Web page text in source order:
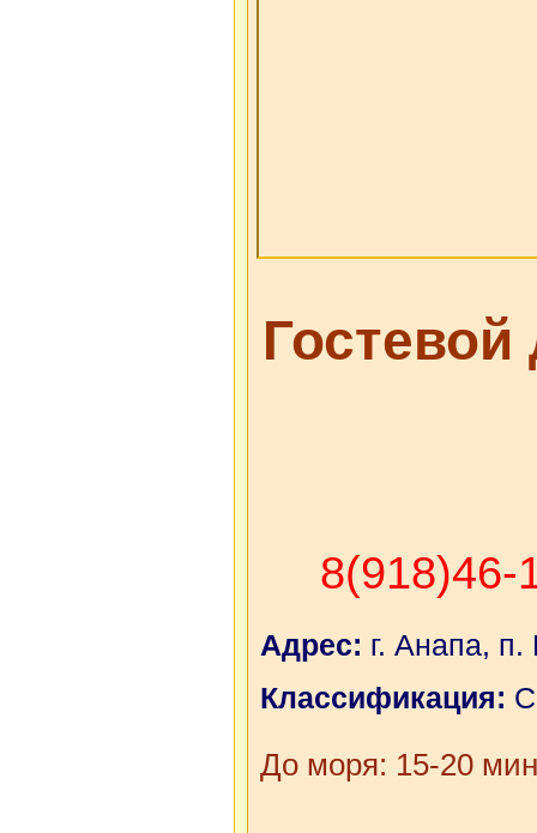
8(918)46-
Адрес: г. Анапа,
Классификация:
До моря: 15-20